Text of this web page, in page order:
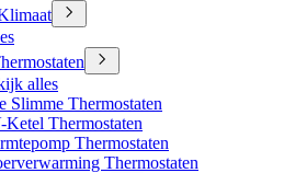
alles
Slimme Thermostaten
Ketel Thermostaten
Thermostaten
Thermostaten